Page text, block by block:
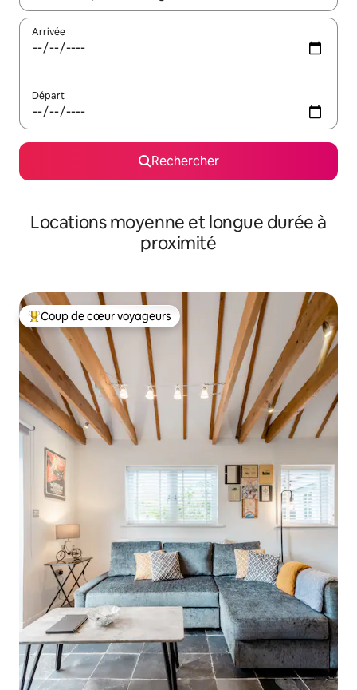
Arrivée
Départ
Rechercher
Locations moyenne et longue durée à
proximité
Coups de cœur voyageurs les plus appréciés
Coup de cœur voyageurs